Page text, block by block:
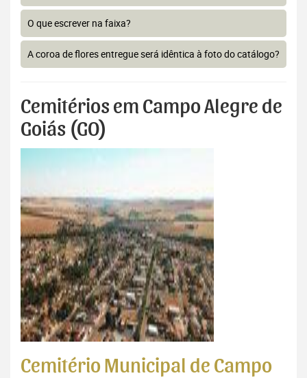
O que escrever na faixa?
A coroa de flores entregue será idêntica à foto do catálogo?
Cemitérios em Campo Alegre de
Goiás (GO)
Cemitério Municipal de Campo